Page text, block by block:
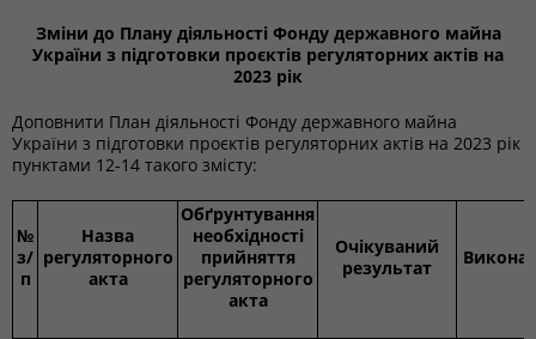
Зміни до Плану діяльності Фонду державного майна
України з підготовки проєктів регуляторних актів на
2023 рік
Доповнити План діяльності Фонду державного майна
України з підготовки проєктів регуляторних актів на 2023 рік
пунктами 12-14 такого змісту:
№
з/
п
Назва
регуляторного
акта
Обґрунтування
необхідності
прийняття
регуляторного
акта
Очікуваний
результат